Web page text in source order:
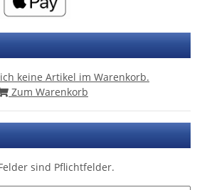
keine Artikel im Warenkorb.
Zum Warenkorb
sind Pflichtfelder.